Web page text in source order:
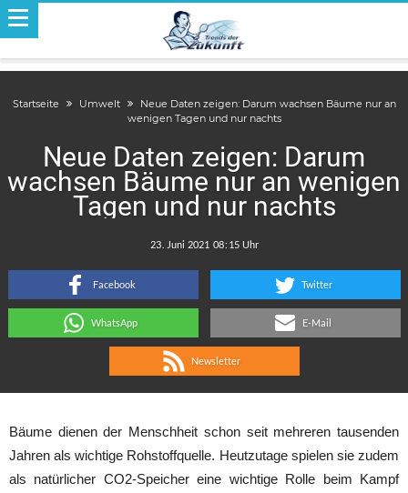
Startseite Umwelt
Neue Daten zeigen: Darum wachsen Bäume nur an
wenigen Tagen und nur nachts
Neue Daten zeigen: Darum
wachsen Bäume nur an wenigen
Tagen und nur nachts
:
Facebook Twitter
WhatsApp E-Mail
Newsletter
Bäume dienen der Menschheit schon seit mehreren tausenden
Jahren als wichtige Rohstoffquelle. Heutzutage spielen sie zudem
als natürlicher CO2-Speicher eine wichtige Rolle beim Kampf